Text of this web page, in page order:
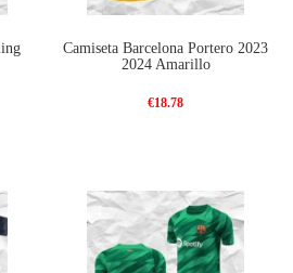
Camiseta Barcelona Portero 2023
2024 Amarillo
€18.78